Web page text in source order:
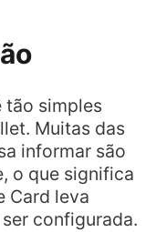
tão simples
Muitas das
informar são
o que significa
Card leva
configurada.